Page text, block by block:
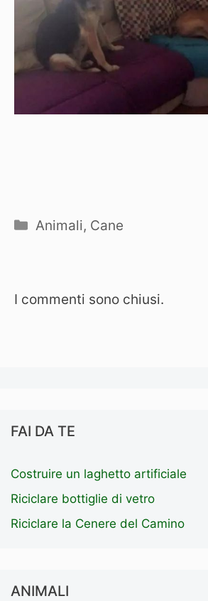
Categorie
Animali, Cane
I commenti sono chiusi.
FAI DA TE
Costruire un laghetto artificiale
Riciclare bottiglie di vetro
Riciclare la Cenere del Camino
ANIMALI